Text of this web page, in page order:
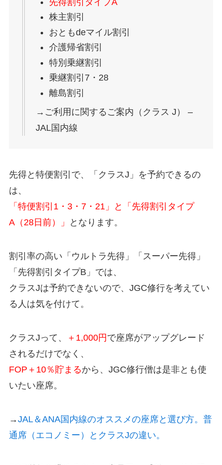
株主割引
おともdeマイル割引
介護帰省割引
特別乗継割引
乗継割引7・28
離島割引
→ご利用に関するご案内（クラス J） –
JAL国内線
先得と特便割引で、「クラスJ」を予約できるの
は、
「特便割引1・3・7・21」と「先得割引タイプ
A（28日前）」
となります。
割引率の高い「ウルトラ先得」「スーパー先得」
「先得割引タイプB」では、
クラスJは予約できないので、JGC修行を考えてい
る人は気を付けて。
クラスJって、 ＋1,000円で座席がアップグレード
されるだけでなく、
FOP＋10％貯まるから、JGC修行僧は是非とも使
いたい座席。
→JAL＆ANA国内線のオススメの座席と選び方。普
通席（エコノミー）とクラスJの違い。